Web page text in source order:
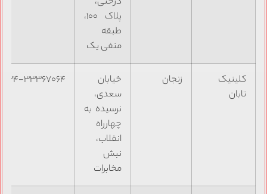
پلاک ۱۰۰،
طبقه
منفی یک
کلینیک
تابان
زنجان
خیابان
سعدی،
نرسیده به
چهارراه
انقلاب،
نبش
مخابرات
۰۲۴-۳۳۳۶۷۰۶۴